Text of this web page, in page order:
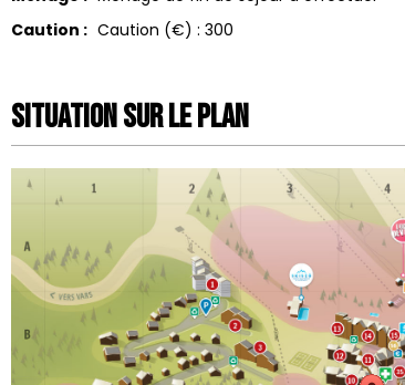
Caution : Caution (€) : 300
Situation sur le Plan